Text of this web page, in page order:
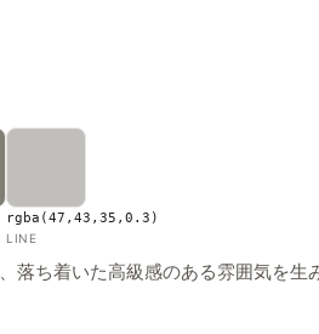
rgba(47,43,35,0.3)
LINE
落ち着いた高級感のある雰囲気を生